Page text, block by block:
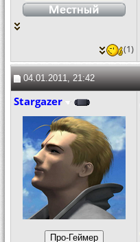
(1)
04.01.2011, 21:42
Stargazer